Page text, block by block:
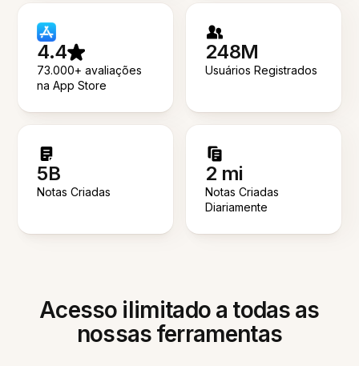
4.4
73.000+ avaliações
na App Store
248M
Usuários Registrados
5B
Notas Criadas
2 mi
Notas Criadas
Diariamente
Acesso ilimitado a todas as
nossas ferramentas